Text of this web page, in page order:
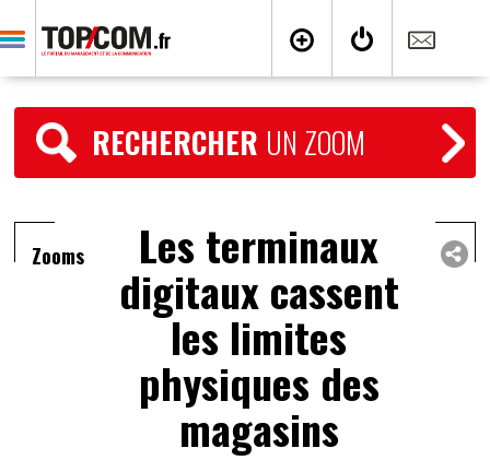
RECHERCHER UN ZOOM
Zooms Les terminaux
digitaux cassent
les limites
physiques des
magasins